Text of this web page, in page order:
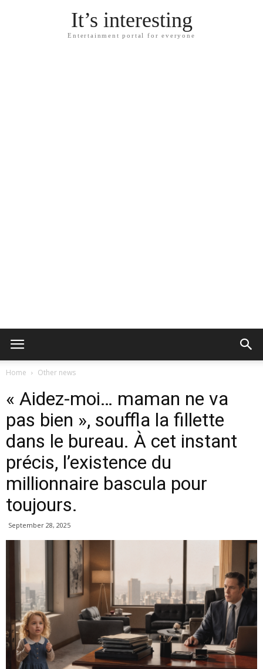
It’s interesting
Entertainment portal for everyone
Home Other news
« Aidez-moi… maman ne va
pas bien », souffla la fillette
dans le bureau. À cet instant
précis, l’existence du
millionnaire bascula pour
toujours.
September 28, 2025